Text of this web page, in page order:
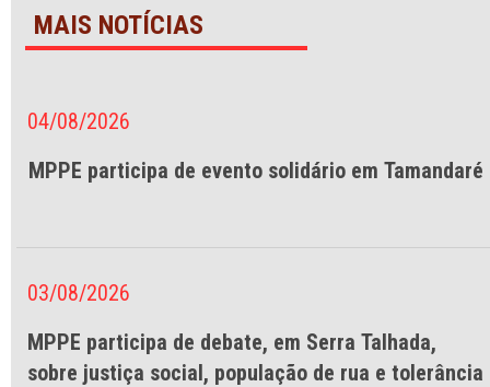
MAIS NOTÍCIAS
04/08/2026
MPPE participa de evento solidário em Tamandaré
03/08/2026
MPPE participa de debate, em Serra Talhada,
sobre justiça social, população de rua e tolerância